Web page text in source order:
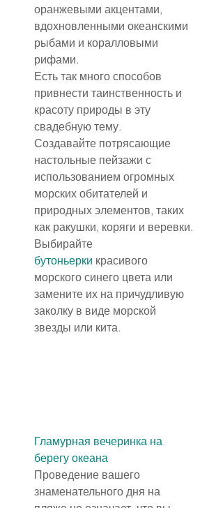
оранжевыми акцентами,
вдохновленными океанскими
рыбами и коралловыми
рифами.
Есть так много способов
привнести таинственность и
красоту природы в эту
свадебную тему.
Создавайте потрясающие
настольные пейзажи с
использованием огромных
морских обитателей и
природных элементов, таких
как ракушки, коряги и веревки.
Выбирайте
бутоньерки красивого
морского синего цвета или
замените их на причудливую
заколку в виде морской
звезды или кита.
Гламурная вечеринка на
берегу океана
Проведение вашего
знаменательного дня на